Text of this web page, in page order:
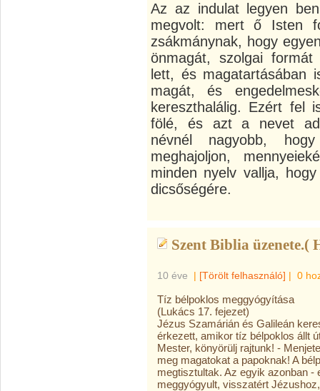
Az az indulat legyen
megvolt: mert ő Isten
zsákmánynak, hogy
önmagát, szolgai
lett, és magatartásában
magát, és
kereszthalálig. Ezért fel
fölé, és azt a nevet
névnél nagyobb,
meghajoljon,
minden nyelv vallja,
dicsőségére.
Szent Biblia üzenete.(
10 éve | [Törölt felhasználó] | 0
Tíz bélpoklos meggyógyítása
(Lukács 17. fejezet)
Jézus Szamárián és Galileán
érkezett, amikor tíz bélpoklos állt
Mester, könyörülj rajtunk! -
meg magatokat a papoknak! A
megtisztultak. Az egyik azonban
meggyógyult, visszatért